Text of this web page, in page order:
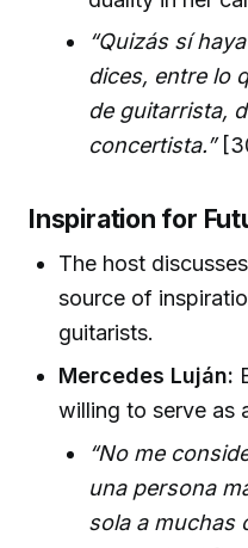
“Quizás sí
dices, entre lo
de guitarrista,
concertista.”
Inspiration for
The host
source of
guitarists.
Mercedes Luján:
willing to serve as
“No me
una persona
sola a muchas